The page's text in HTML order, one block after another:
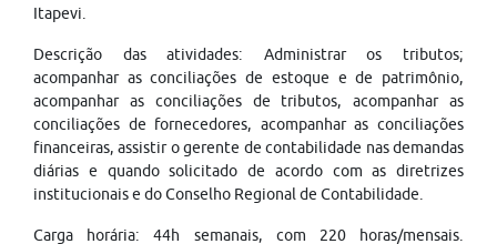
Itapevi.
Descrição das atividades: Administrar os tributos;
acompanhar as conciliações de estoque e de patrimônio,
acompanhar as conciliações de tributos, acompanhar as
conciliações de fornecedores, acompanhar as conciliações
financeiras, assistir o gerente de contabilidade nas demandas
diárias e quando solicitado de acordo com as diretrizes
institucionais e do Conselho Regional de Contabilidade.
Carga horária: 44h semanais, com 220 horas/mensais.